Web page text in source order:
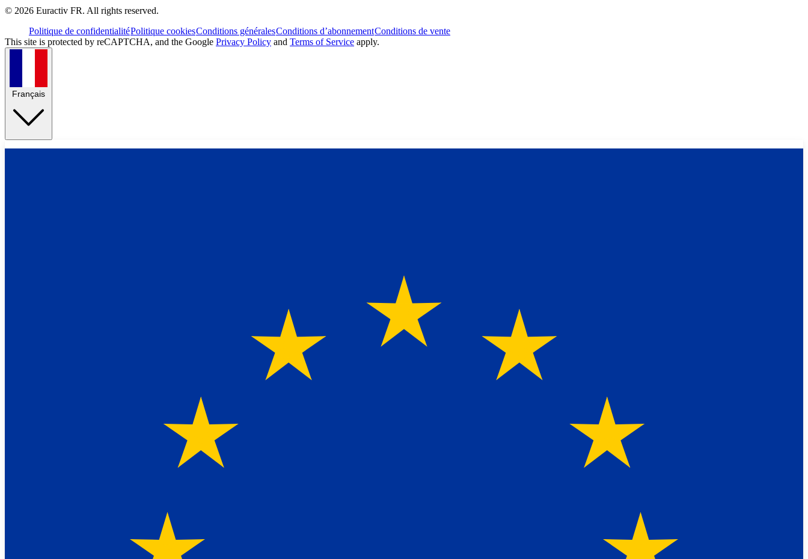
© 2026 Euractiv FR. All rights reserved.
Politique de confidentialitéPolitique cookiesConditions généralesConditions d’abonnementConditions de vente
This site is protected by reCAPTCHA, and the Google Privacy Policy and Terms of Service apply.
Français